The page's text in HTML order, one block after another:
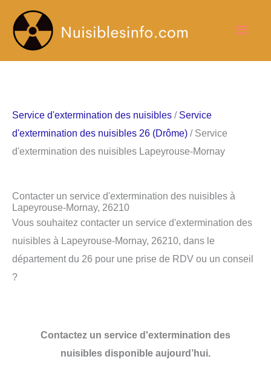
contenu
Service d'extermination des nuisibles / Service
d'extermination des nuisibles 26 (Drôme) / Service
d'extermination des nuisibles Lapeyrouse-Mornay
Contacter un service d'extermination des nuisibles à
Lapeyrouse-Mornay, 26210
Vous souhaitez contacter un service d'extermination des
nuisibles à Lapeyrouse-Mornay, 26210, dans le
département du 26 pour une prise de RDV ou un conseil
?
Contactez un service d'extermination des
nuisibles disponible aujourd’hui.